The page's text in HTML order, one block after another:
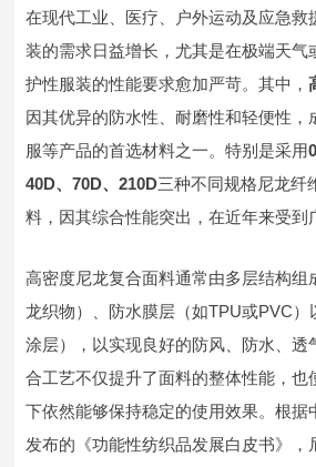
在现代工业、医疗、户外运动及应急救
装的需求日益增长，尤其是在极端天气
护性服装的性能要求愈加严苛。其中，
因其优异的防水性、耐磨性和轻便性，
服等产品的首选材料之一。特别是采用
40D、70D、210D三种不同规格尼龙纤
料，因其综合性能突出，在近年来受到
高密度尼龙复合面料通常由多层结构组
龙织物）、防水膜层（如TPU或PVC）
涂层），以实现良好的防风、防水、透
合工艺不仅提升了面料的整体性能，也
下依然能够保持稳定的使用效果。根据
发布的《功能性纺织品发展白皮书》，